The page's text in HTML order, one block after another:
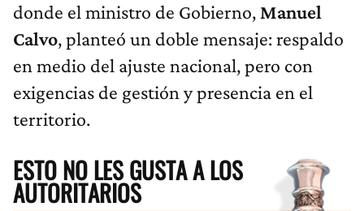
donde el ministro de Gobierno, Manuel
Calvo, planteó un doble mensaje: respaldo
en medio del ajuste nacional, pero con
exigencias de gestión y presencia en el
territorio.
ESTO NO LES GUSTA A LOS
AUTORITARIOS